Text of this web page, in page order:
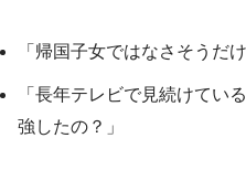
「帰国子女ではなさそうだ
「長年テレビで見続けてい
強したの？」